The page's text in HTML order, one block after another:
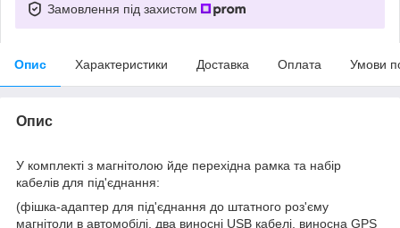
Замовлення під захистом
Опис Характеристики Доставка Оплата Умови
Опис
У комплекті з магнітолою йде перехідна рамка та набір
кабелів для під'єднання:
(фішка-адаптер для під'єднання до штатного роз'єму
магнітоли в автомобілі, два виносні USB кабелі, виносна GPS